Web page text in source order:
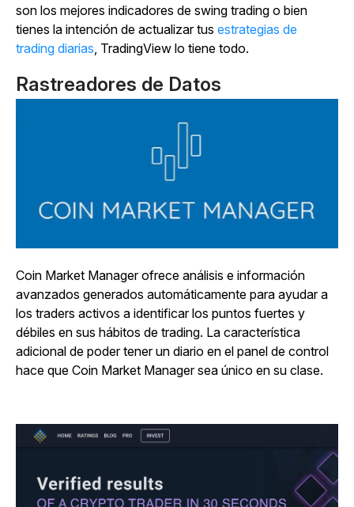
son los mejores indicadores de swing trading o bien
tienes la intención de actualizar tus estrategias de
trading diarias , TradingView lo tiene todo.
Rastreadores de Datos
Coin Market Manager ofrece análisis e información
avanzados generados automáticamente para ayudar a
los traders activos a identificar los puntos fuertes y
débiles en sus hábitos de trading. La característica
adicional de poder tener un diario en el panel de control
hace que Coin Market Manager sea único en su clase.